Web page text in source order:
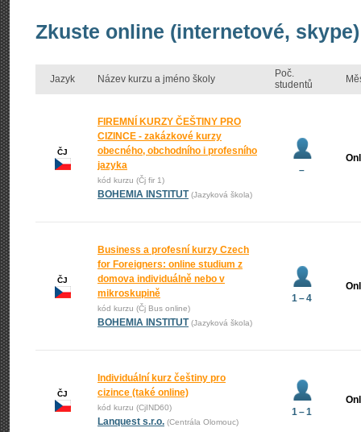
Zkuste online (internetové,
Jazyk Název kurzu a jméno školy
Poč.
studentů
ČJ
FIREMNÍ KURZY ČEŠTINY PRO
CIZINCE - zakázkové kurzy
obecného, obchodního i profesního
jazyka
kód kurzu (Čj fir 1)
BOHEMIA INSTITUT (Jazyková škola)
–
ČJ
Business a profesní kurzy Czech
for Foreigners: online studium z
domova individuálně nebo v
mikroskupině
kód kurzu (Čj Bus online)
BOHEMIA INSTITUT (Jazyková škola)
1 – 4
ČJ
Individuální kurz češtiny pro
cizince (také online)
kód kurzu (CjIND60)
Lanquest s.r.o. (Centrála Olomouc)
1 – 1